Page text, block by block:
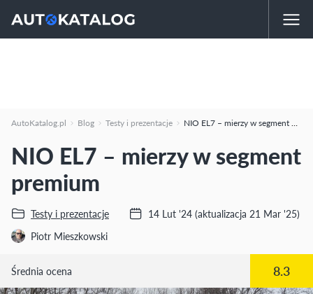
AutoKatalog.pl Blog Testy i prezentacje NIO EL7 – mierzy w segment premium
NIO EL7 – mierzy w segment
premium
Testy i prezentacje
Piotr Mieszkowski
14 Lut '24 (aktualizacja 21 Mar '25)
Średnia ocena 8.3